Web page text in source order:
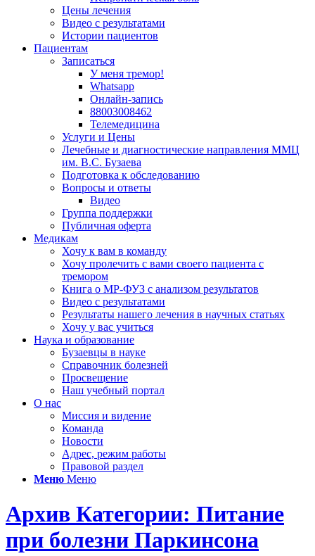
Цены лечения
Видео с результатами
Истории пациентов
Пациентам
Записаться
У меня тремор!
Whatsapp
Онлайн-запись
88003008462
Телемедицина
Услуги и Цены
Лечебные и диагностические направления ММЦ
им. В.С. Бузаева
Подготовка к обследованию
Вопросы и ответы
Видео
Группа поддержки
Публичная оферта
Медикам
Хочу к вам в команду
Хочу пролечить с вами своего пациента с
тремором
Книга о МР-ФУЗ с aнализом результатов
Видео с результатами
Результаты нашего лечения в научных статьях
Хочу у вас учиться
Наука и образование
Бузаевцы в науке
Справочник болезней
Просвещение
Наш учебный портал
О нас
Миссия и видение
Команда
Новости
Адрес, режим работы
Правовой раздел
Меню Меню
Архив Категории: Питание
при болезни Паркинсона